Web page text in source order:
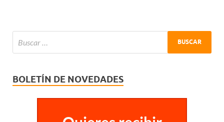
BOLETÍN DE NOVEDADES